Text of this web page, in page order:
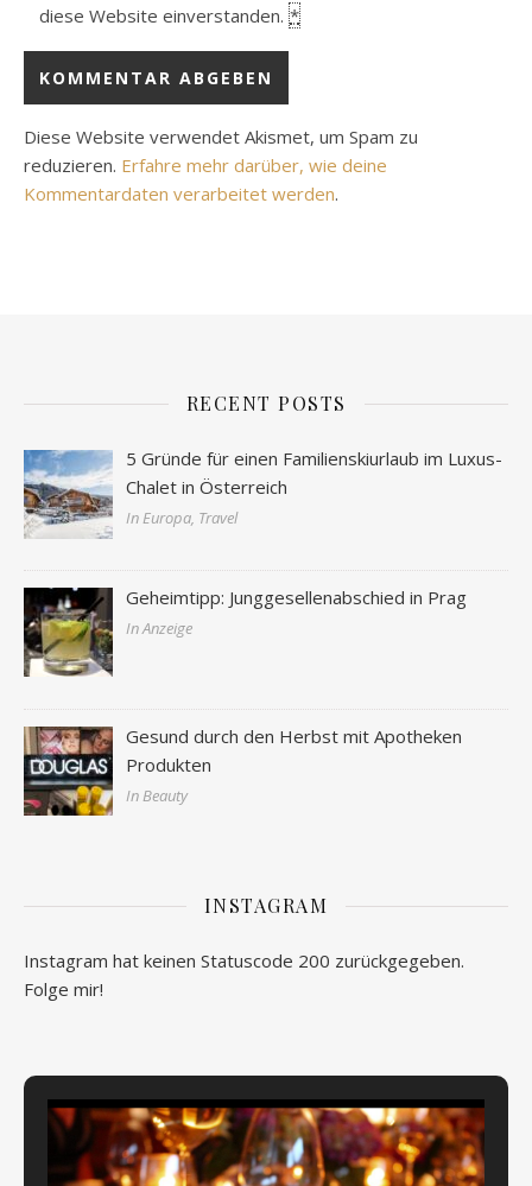
diese Website einverstanden. *
Diese Website verwendet Akismet, um Spam zu
reduzieren. Erfahre mehr darüber, wie deine
Kommentardaten verarbeitet werden.
RECENT POSTS
5 Gründe für einen Familienskiurlaub im Luxus-
Chalet in Österreich
In Europa, Travel
Geheimtipp: Junggesellenabschied in Prag
In Anzeige
Gesund durch den Herbst mit Apotheken
Produkten
In Beauty
INSTAGRAM
Instagram hat keinen Statuscode 200 zurückgegeben.
Folge mir!